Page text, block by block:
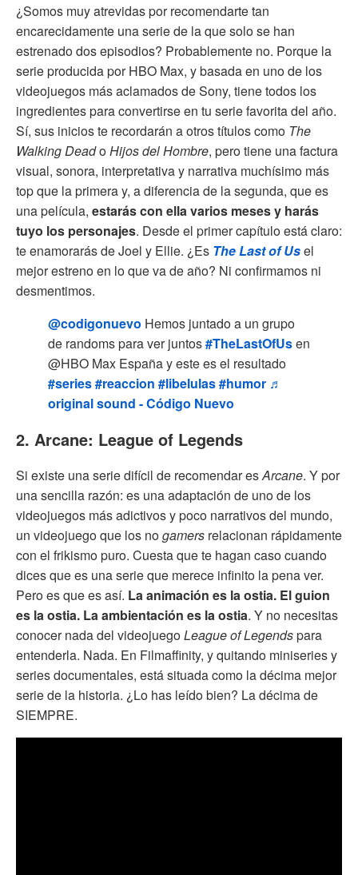
¿Somos muy atrevidas por recomendarte tan
encarecidamente una serie de la que solo se han
estrenado dos episodios? Probablemente no. Porque la
serie producida por HBO Max, y basada en uno de los
videojuegos más aclamados de Sony, tiene todos los
ingredientes para convertirse en tu serie favorita del año.
Sí, sus inicios te recordarán a otros títulos como The
Walking DeadoHijos del Hombre, pero tiene una factura
visual, sonora, interpretativa y narrativa muchísimo más
top que la primera y, a diferencia de la segunda, que es
una película, estarás con ella varios meses y harás
tuyo los personajes. Desde el primer capítulo está claro:
te enamorarás de Joel y Ellie. ¿Es The Last of Usel
mejor estreno en lo que va de año? Ni confirmamos ni
desmentimos.
@codigonuevo Hemos juntado a un grupo
de randoms para ver juntos#TheLastOfUsen
@HBO Max España y este es el resultado
#series#reaccion #libelulas#humor ♬
original sound - Código Nuevo
2. Arcane: League of Legends
Si existe una serie difícil de recomendar esArcane. Y por
una sencilla razón: es una adaptación de uno de los
videojuegos más adictivos y poco narrativos del mundo,
un videojuego que los nogamers relacionan rápidamente
con el frikismo puro. Cuesta que te hagan caso cuando
dices que es una serie que merece infinito la pena ver.
Pero es que es así. La animación es la ostia. El guion
es la ostia. La ambientación es la ostia. Y no necesitas
conocer nada del videojuegoLeague of Legendspara
entenderla. Nada. En Filmaffinity, y quitando miniseries y
series documentales, está situada como la décima mejor
serie de la historia. ¿Lo has leído bien? La décima de
SIEMPRE.